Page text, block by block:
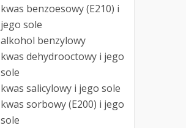
kwas benzoesowy (E210) i
jego sole
alkohol benzylowy
kwas dehydrooctowy i jego
sole
kwas salicylowy i jego sole
kwas sorbowy (E200) i jego
sole